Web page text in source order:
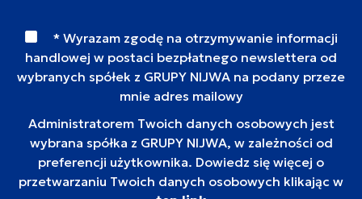
* Wyrazam zgodę na otrzymywanie informacji
handlowej w postaci bezpłatnego newslettera od
wybranych spółek z GRUPY NIJWA na podany przeze
mnie adres mailowy
Administratorem Twoich danych osobowych jest
wybrana spółka z GRUPY NIJWA, w zależności od
preferencji użytkownika. Dowiedz się więcej o
przetwarzaniu Twoich danych osobowych klikając w